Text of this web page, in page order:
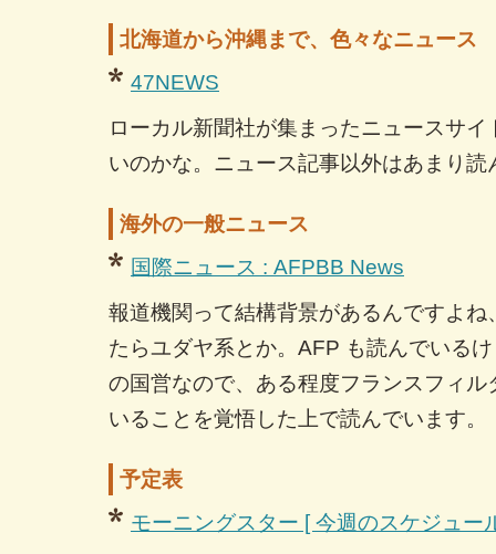
北海道から沖縄まで、色々なニュース
47NEWS
ローカル新聞社が集まったニュースサ
いのかな。ニュース記事以外はあまり読
海外の一般ニュース
国際ニュース : AFPBB News
報道機関って結構背景があるんですよ
たらユダヤ系とか。AFP も読んでいる
の国営なので、ある程度フランスフィ
いることを覚悟した上で読んでいます。
予定表
モーニングスター [ 今週のスケジュー